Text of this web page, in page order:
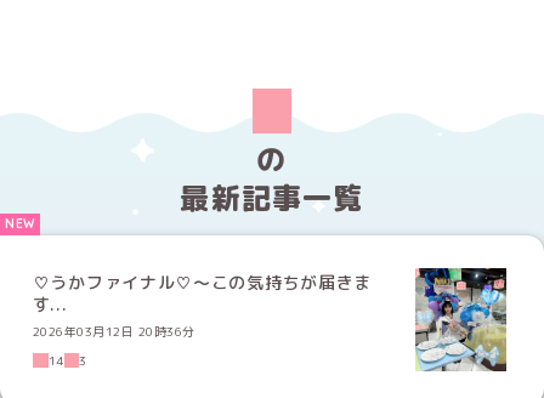
の
最新記事一覧
♡うかファイナル♡〜この気持ちが届きま
す...
2026年03月12日 20時36分
14
3